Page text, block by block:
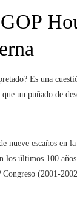
Es una
un puñado de
nueve escaños en
los últimos 100
(2001-